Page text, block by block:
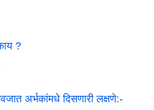
?
अर्भकांमधे दिसणारी लक्षणे:-